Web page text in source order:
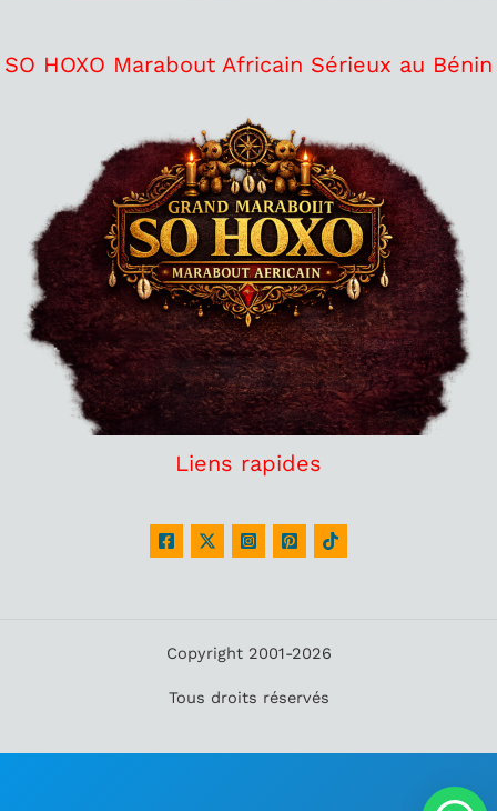
SO HOXO Marabout Africain Sérieux au Bénin
Liens rapides
Copyright 2001-2026
Tous droits réservés